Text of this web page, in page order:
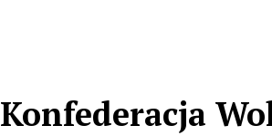
Konfederacja